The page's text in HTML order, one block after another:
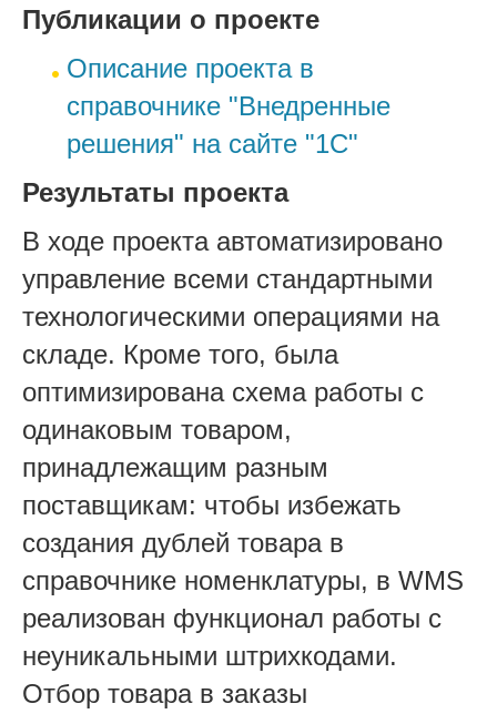
Публикации о проекте
Описание проекта в
справочнике "Внедренные
решения" на сайте "1С"
Результаты проекта
В ходе проекта автоматизировано
управление всеми стандартными
технологическими операциями на
складе. Кроме того, была
оптимизирована схема работы с
одинаковым товаром,
принадлежащим разным
поставщикам: чтобы избежать
создания дублей товара в
справочнике номенклатуры, в WMS
реализован функционал работы с
неуникальными штрихкодами.
Отбор товара в заказы